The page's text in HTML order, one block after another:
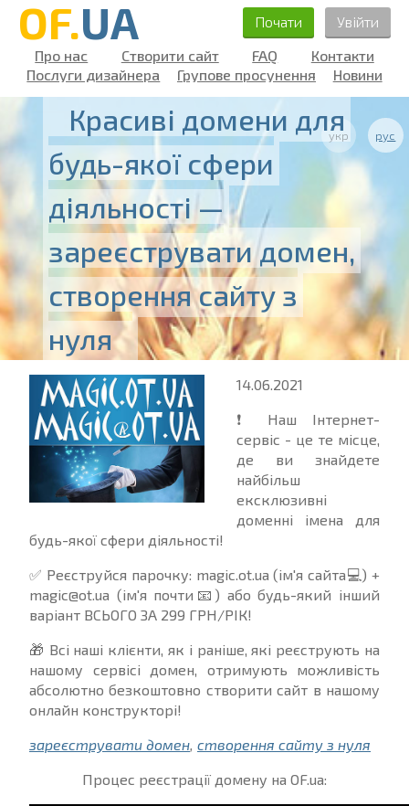
OF.UA
Про нас Створити сайт FAQ
Контакти
Послуги дизайнера
Групове просунення Новини
Почати Увійти
укр рус
Красиві домени для
будь-якої сфери
діяльності —
зареєструвати домен,
створення сайту з
нуля
14.06.2021
❗ Наш Інтернет-
сервіс - це те місце,
де ви знайдете
найбільш
ексклюзивні
доменні імена для
будь-якої сфери діяльності!
✅ Реєструйся парочку: magic.ot.ua (ім'я сайта💻) +
magic@ot.ua (ім'я почти📧) або будь-який інший
варіант ВСЬОГО ЗА 299 ГРН/РІК!
🎁 Всі наші клієнти, як і раніше, які реєструють на
нашому сервісі домен, отримують можливість
абсолютно безкоштовно створити сайт в нашому
онлайн конструкторі!
зареєструвати домен, створення сайту з нуля
Процес реєстрації домену на OF.ua: